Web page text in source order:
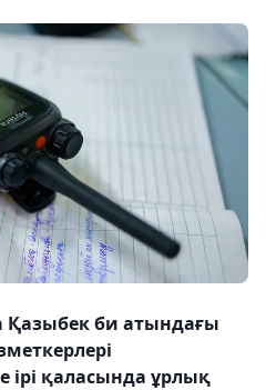
Қазыбек би атындағы
ірі қаласында ұрлық